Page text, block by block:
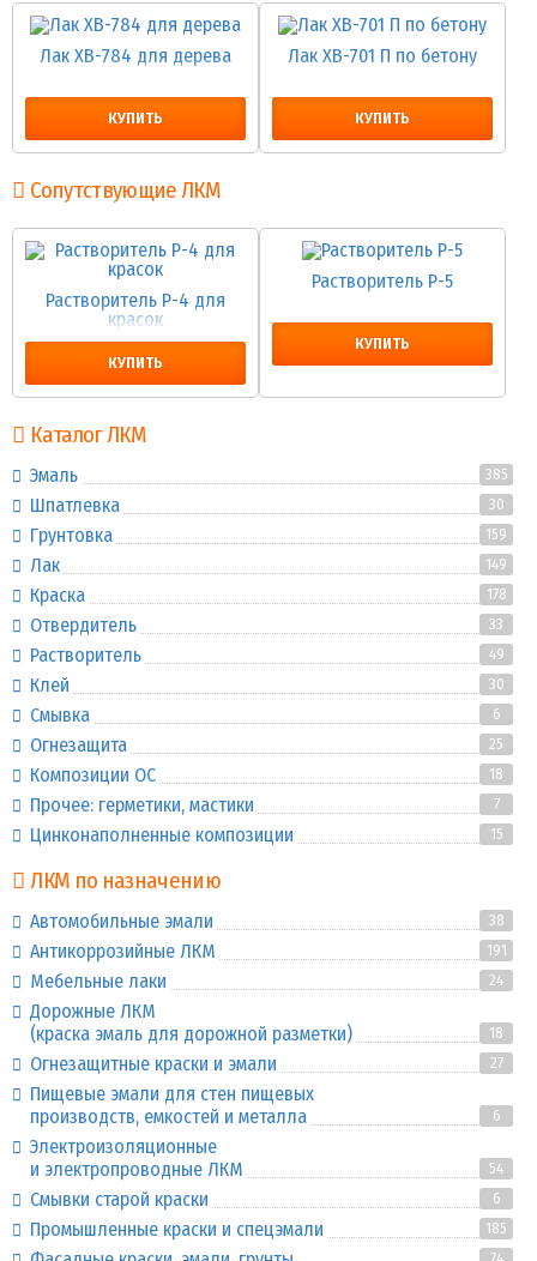
Лак ХВ-784 для дерева
КУПИТЬ
Лак ХВ-701 П по бетону
КУПИТЬ
Сопутствующие ЛКМ
Растворитель Р-4 для
красок
КУПИТЬ
Растворитель Р-5
КУПИТЬ
Каталог ЛКМ
Эмаль 385
Шпатлевка 30
Грунтовка 159
Лак 149
Краска 178
Отвердитель 33
Растворитель 49
Клей 30
Смывка 6
Огнезащита 25
Композиции ОС 18
Прочее: герметики, мастики 7
Цинконаполненные композиции 15
ЛКМ по назначению
Автомобильные эмали 38
Антикоррозийные ЛКМ 191
Мебельные лаки 24
Дорожные ЛКМ
(краска эмаль для дорожной разметки)
18
Огнезащитные краски и эмали 27
Пищевые эмали для стен пищевых
производств, емкостей и металла
6
Электроизоляционные
и электропроводные ЛКМ
54
Смывки старой краски 6
Промышленные краски и спецэмали 185